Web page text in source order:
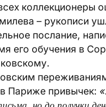
коллекционеры
– рукописи
послание,
его обучения в
Париже привычек: